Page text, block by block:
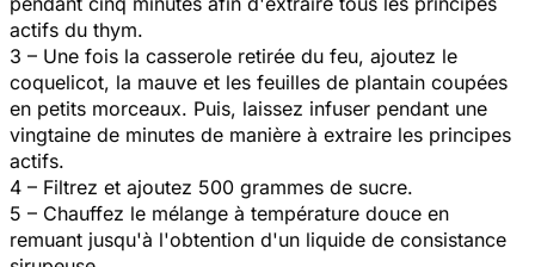
actifs du thym.
3 – Une fois la casserole retirée du feu, ajoutez le
coquelicot, la mauve et les feuilles de plantain coupées
en petits morceaux. Puis, laissez infuser pendant une
vingtaine de minutes de manière à extraire les principes
actifs.
4 – Filtrez et ajoutez 500 grammes de sucre.
5 – Chauffez le mélange à température douce en
remuant jusqu'à l'obtention d'un liquide de consistance